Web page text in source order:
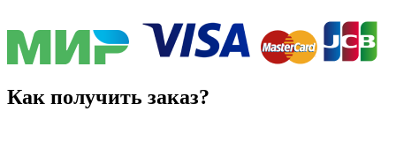
Как получить заказ?